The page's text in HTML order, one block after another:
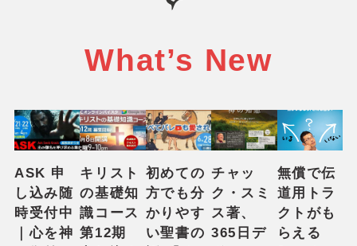
What’s New
ASK 申
し込み随
時受付中
｜心を神
キリスト
の基礎知
識コース
第12期
初めての
方でも分
かりやす
い聖書の
チャッ
ク・スミ
ス著、
365日デ
無償で伝
道用トラ
クトがも
らえる